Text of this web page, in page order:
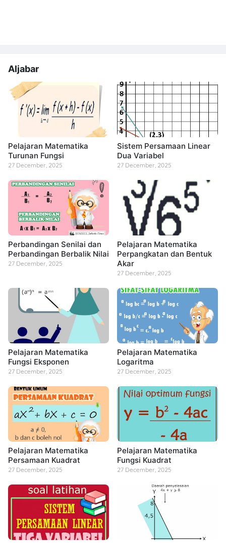
Aljabar
Pelajaran Matematika
Turunan Fungsi
27 December, 2025
Sistem Persamaan Linear
Dua Variabel
27 December, 2025
Perbandingan Senilai dan
Perbandingan Berbalik Nilai
27 December, 2025
Pelajaran Matematika
Perpangkatan dan Bentuk
Akar
27 December, 2025
Pelajaran Matematika
Fungsi Eksponen
27 December, 2025
Pelajaran Matematika
Logaritma
27 December, 2025
Pelajaran Matematika
Persamaan Kuadrat
27 December, 2025
Pelajaran Matematika
Fungsi Kuadrat
27 December, 2025